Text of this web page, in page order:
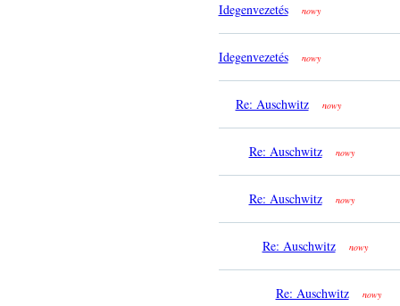
Idegenvezetés nowy
Idegenvezetés nowy
Re: Auschwitz nowy
Re: Auschwitz nowy
Re: Auschwitz nowy
Re: Auschwitz nowy
Re: Auschwitz nowy